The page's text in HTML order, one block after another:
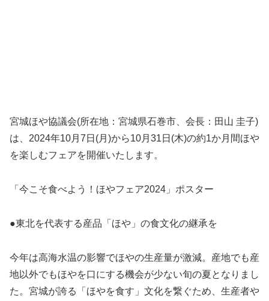
宮城ほや協議会(所在地：宮城県石巻市、会長：田山 圭子)
は、2024年10月7日(月)から10月31日(木)の約1か月間ほや
を楽しむフェアを開催いたします。
「今こそ食べよう！ほやフェア2024」ポスター
●東北を代表する産品「ほや」の食文化の継承を
今年は高海水温の影響でほやの生産量が激減。産地でも産
地以外でもほやを口にする機会が少ない旬の夏となりまし
た。宮城が誇る「ほやを食す」文化を繋ぐため、生産者や